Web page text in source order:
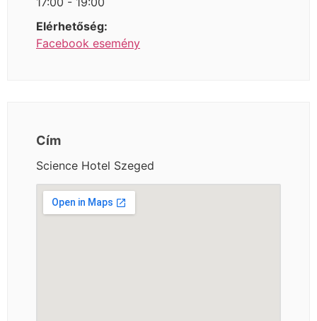
Elérhetőség:
Facebook esemény
Cím
Science Hotel Szeged